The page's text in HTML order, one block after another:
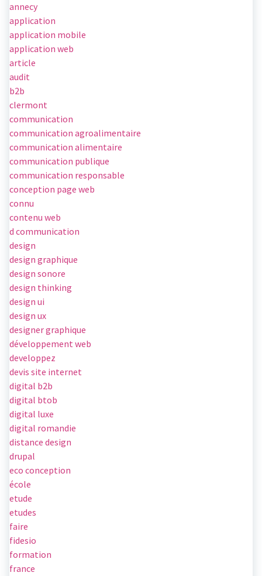
annecy
application
application mobile
application web
article
audit
b2b
clermont
communication
communication agroalimentaire
communication alimentaire
communication publique
communication responsable
conception page web
connu
contenu web
d communication
design
design graphique
design sonore
design thinking
design ui
design ux
designer graphique
développement web
developpez
devis site internet
digital b2b
digital btob
digital luxe
digital romandie
distance design
drupal
eco conception
école
etude
etudes
faire
fidesio
formation
france